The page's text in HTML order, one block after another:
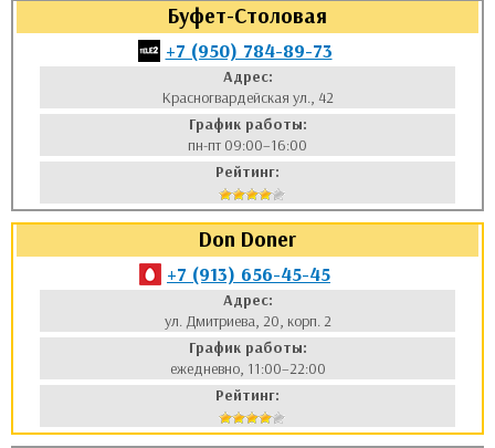
Буфет-Столовая
+7 (950) 784-89-73
Адрес:
Красногвардейская ул., 42
График работы:
пн-пт 09:00–16:00
Рейтинг:
Don Doner
+7 (913) 656-45-45
Адрес:
ул. Дмитриева, 20, корп. 2
График работы:
ежедневно, 11:00–22:00
Рейтинг: